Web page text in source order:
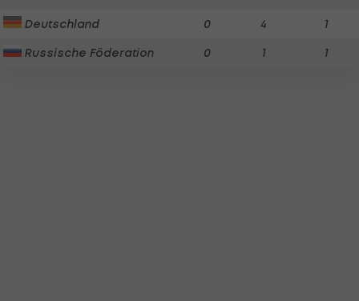
Deutschland 0 4 1
Russische Föderation 0 1 1